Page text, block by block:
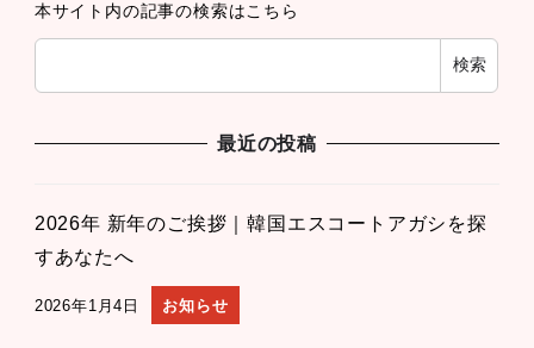
本サイト内の記事の検索はこちら
検索
最近の投稿
2026年 新年のご挨拶｜韓国エスコートアガシを探
すあなたへ
2026年1月4日 お知らせ